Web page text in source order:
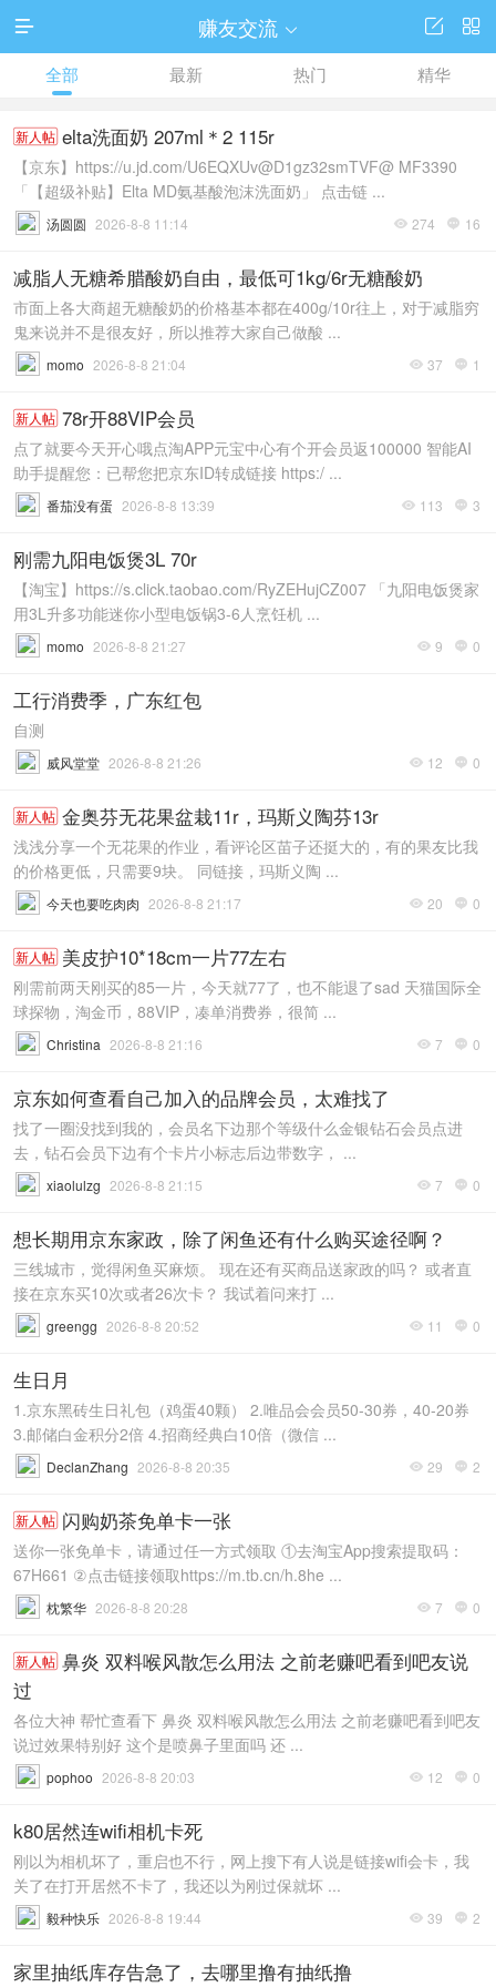
 赚友交流  

全部 最新 热门 精华
新人帖 elta洗面奶 207ml＊2 115r
【京东】https://u.jd.com/U6EQXUv@D1gz32smTVF@ MF3390
「【超级补贴】Elta MD氨基酸泡沫洗面奶」 点击链 ...
 274  16
汤圆圆 2026-8-8 11:14
减脂人无糖希腊酸奶自由，最低可1kg/6r无糖酸奶
市面上各大商超无糖酸奶的价格基本都在400g/10r往上，对于减脂穷
鬼来说并不是很友好，所以推荐大家自己做酸 ...
 37  1
momo 2026-8-8 21:04
新人帖 78r开88VIP会员
点了就要今天开心哦点淘APP元宝中心有个开会员返100000 智能AI
助手提醒您：已帮您把京东ID转成链接 https:/ ...
 113  3
番茄没有蛋 2026-8-8 13:39
刚需九阳电饭煲3L 70r
【淘宝】https://s.click.taobao.com/RyZEHujCZ007 「九阳电饭煲家
用3L升多功能迷你小型电饭锅3-6人烹饪机 ...
 9  0
momo 2026-8-8 21:27
工行消费季，广东红包
自测
 12  0
威风堂堂 2026-8-8 21:26
新人帖 金奥芬无花果盆栽11r，玛斯义陶芬13r
浅浅分享一个无花果的作业，看评论区苗子还挺大的，有的果友比我
的价格更低，只需要9块。 同链接，玛斯义陶 ...
 20  0
今天也要吃肉肉 2026-8-8 21:17
新人帖 美皮护10*18cm一片77左右
刚需前两天刚买的85一片，今天就77了，也不能退了sad 天猫国际全
球探物，淘金币，88VIP，凑单消费券，很简 ...
 7  0
Christina 2026-8-8 21:16
京东如何查看自己加入的品牌会员，太难找了
找了一圈没找到我的，会员名下边那个等级什么金银钻石会员点进
去，钻石会员下边有个卡片小标志后边带数字， ...
 7  0
xiaolulzg 2026-8-8 21:15
想长期用京东家政，除了闲鱼还有什么购买途径啊？
三线城市，觉得闲鱼买麻烦。 现在还有买商品送家政的吗？ 或者直
接在京东买10次或者26次卡？ 我试着问来打 ...
 11  0
greengg 2026-8-8 20:52
生日月
1.京东黑砖生日礼包（鸡蛋40颗） 2.唯品会会员50-30券，40-20券
3.邮储白金积分2倍 4.招商经典白10倍（微信 ...
 29  2
DeclanZhang 2026-8-8 20:35
新人帖 闪购奶茶免单卡一张
送你一张免单卡，请通过任一方式领取 ①去淘宝App搜索提取码：
67H661 ②点击链接领取https://m.tb.cn/h.8he ...
 7  0
枕繁华 2026-8-8 20:28
新人帖 鼻炎 双料喉风散怎么用法 之前老赚吧看到吧友说
过
各位大神 帮忙查看下 鼻炎 双料喉风散怎么用法 之前老赚吧看到吧友
说过效果特别好 这个是喷鼻子里面吗 还 ...
 12  0
pophoo 2026-8-8 20:03
k80居然连wifi相机卡死
刚以为相机坏了，重启也不行，网上搜下有人说是链接wifi会卡，我
关了在打开居然不卡了，我还以为刚过保就坏 ...
 39  2
毅种快乐 2026-8-8 19:44
家里抽纸库存告急了，去哪里撸有抽纸撸